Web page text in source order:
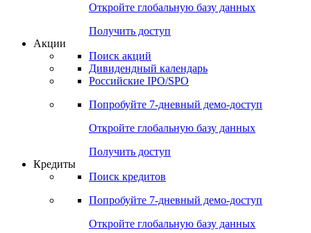
Откройте глобальную базу данных
Получить доступ
Акции
Поиск акций
Дивидендный календарь
Российские IPO/SPO
Попробуйте 7-дневный демо-доступ
Откройте глобальную базу данных
Получить доступ
Кредиты
Поиск кредитов
Попробуйте 7-дневный демо-доступ
Откройте глобальную базу данных